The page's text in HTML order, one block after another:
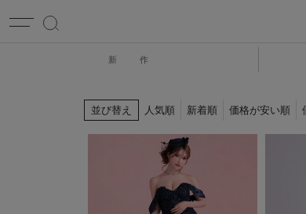
新 作
並び替え 人気順 新着順 価格が安い順